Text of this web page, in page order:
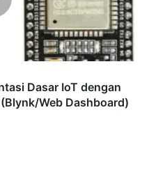
Dasar IoT dengan
Web Dashboard)